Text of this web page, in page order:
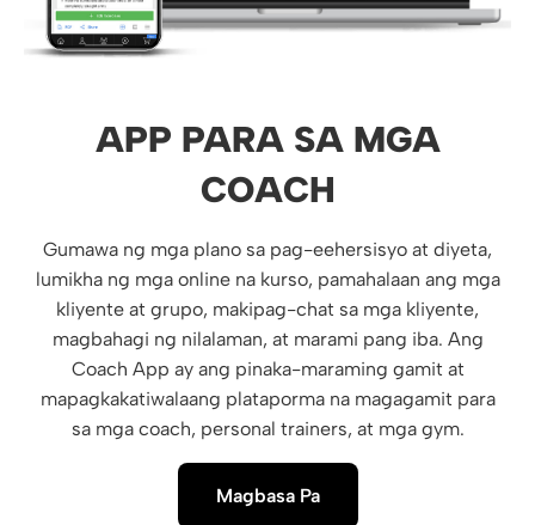
APP PARA SA MGA
COACH
Gumawa ng mga plano sa pag-eehersisyo at diyeta,
lumikha ng mga online na kurso, pamahalaan ang mga
kliyente at grupo, makipag-chat sa mga kliyente,
magbahagi ng nilalaman, at marami pang iba. Ang
Coach App ay ang pinaka-maraming gamit at
mapagkakatiwalaang plataporma na magagamit para
sa mga coach, personal trainers, at mga gym.
Magbasa Pa